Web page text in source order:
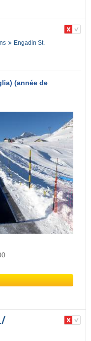
Engadin St.
(année de